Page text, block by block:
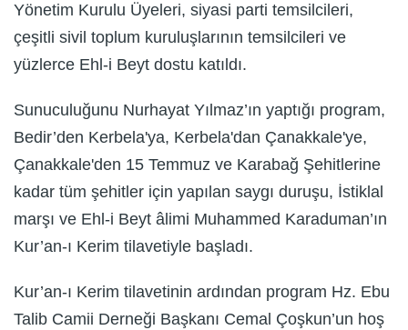
Yönetim Kurulu Üyeleri, siyasi parti temsilcileri,
çeşitli sivil toplum kuruluşlarının temsilcileri ve
yüzlerce Ehl-i Beyt dostu katıldı.
Sunuculuğunu Nurhayat Yılmaz’ın yaptığı program,
Bedir’den Kerbela'ya, Kerbela'dan Çanakkale'ye,
Çanakkale'den 15 Temmuz ve Karabağ Şehitlerine
kadar tüm şehitler için yapılan saygı duruşu, İstiklal
marşı ve Ehl-i Beyt âlimi Muhammed Karaduman’ın
Kur’an-ı Kerim tilavetiyle başladı.
Kur’an-ı Kerim tilavetinin ardından program Hz. Ebu
Talib Camii Derneği Başkanı Cemal Çoşkun’un hoş